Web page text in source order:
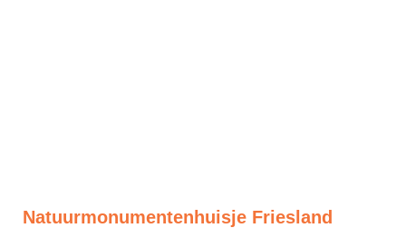
Natuurmonumentenhuisje Friesland